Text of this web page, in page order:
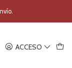
ACCESO